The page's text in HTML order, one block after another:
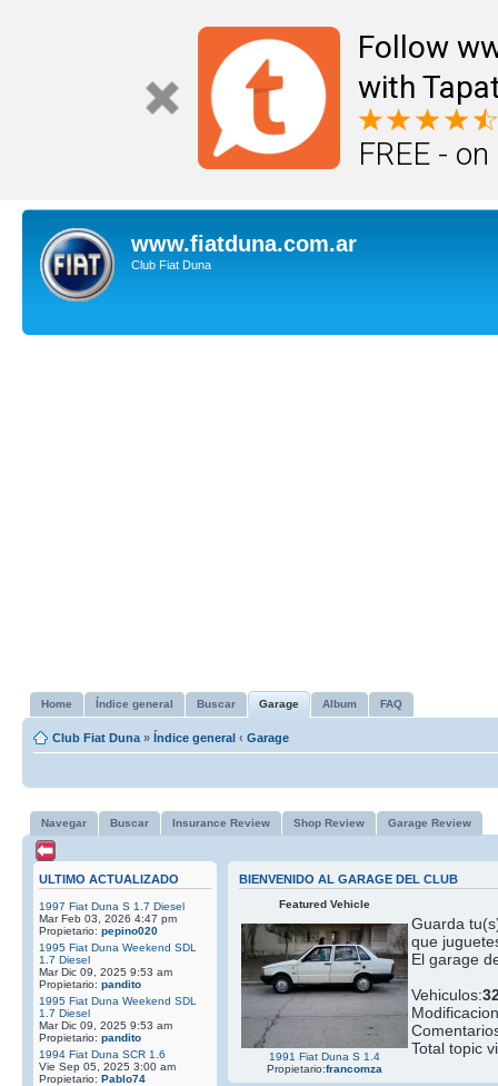
Follow
with
FREE -
www.fiatduna.com.ar
Club Fiat Duna
Home Índice general Buscar Garage Album FAQ
Club Fiat Duna » Índice general ‹ Garage
Navegar Buscar Insurance Review Shop Review Garage Review
ULTIMO ACTUALIZADO
1997 Fiat Duna S 1.7 Diesel
Mar Feb 03, 2026 4:47 pm
Propietario: pepino020
1995 Fiat Duna Weekend SDL
1.7 Diesel
Mar Dic 09, 2025 9:53 am
Propietario: pandito
1995 Fiat Duna Weekend SDL
1.7 Diesel
Mar Dic 09, 2025 9:53 am
Propietario: pandito
1994 Fiat Duna SCR 1.6
Vie Sep 05, 2025 3:00 am
Propietario: Pablo74
BIENVENIDO AL GARAGE DEL CLUB
Featured Vehicle
1991 Fiat Duna S 1.4
Propietario:francomza
Guarda
que
El garage
Vehiculos:
Total topic